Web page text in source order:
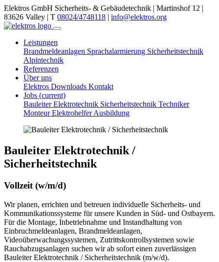
Elektros GmbH Sicherheits- & Gebäudetechnik | Martinshof 12 |
83626 Valley | T 08024/4748118 | info@elektros.org
Leistungen
Brandmeldeanlagen Sprachalarmierung Sicherheitstechnik
Alpintechnik
Referenzen
Über uns
Elektros Downloads Kontakt
Jobs (current)
Bauleiter Elektrotechnik Sicherheitstechnik Techniker
MonteurElektrohelferAusbildung
Bauleiter Elektrotechnik /
Sicherheitstechnik
Vollzeit (w/m/d)
Wir planen, errichten und betreuen individuelle Sicherheits- und
Kommunikationssysteme für unsere Kunden in Süd- und Ostbayern.
Für die Montage, Inbetriebnahme und Instandhaltung von
Einbruchmeldeanlagen, Brandmeldeanlagen,
Videoüberwachungssystemen, Zutrittskontrollsystemen sowie
Rauchabzugsanlagen suchen wir ab sofort einen zuverlässigen
Bauleiter Elektrotechnik / Sicherheitstechnik (m/w/d).